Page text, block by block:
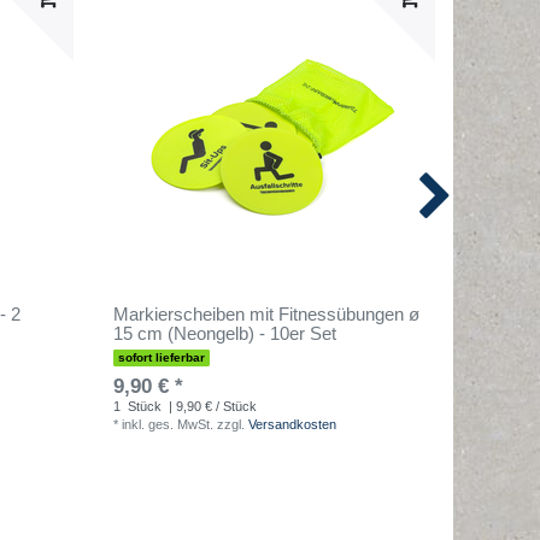
2
Markierscheiben mit Fitnessübungen ø
15 cm (Neongelb) - 10er Set
sofort lieferbar
9,90 € *
1 Stück
| 9,90 € / Stück
* inkl. ges. MwSt. zzgl. Versandkosten
16,90